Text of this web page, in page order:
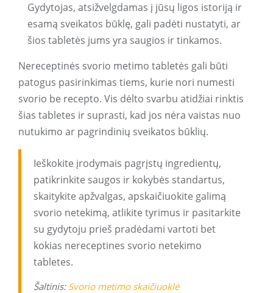
Gydytojas, atsižvelgdamas į jūsų ligos istoriją ir
esamą sveikatos būklę, gali padėti nustatyti, ar
šios tabletės jums yra saugios ir tinkamos.
Nereceptinės svorio metimo tabletės gali būti
patogus pasirinkimas tiems, kurie nori numesti
svorio be recepto. Vis dėlto svarbu atidžiai rinktis
šias tabletes ir suprasti, kad jos nėra vaistas nuo
nutukimo ar pagrindinių sveikatos būklių.
Ieškokite įrodymais pagrįstų ingredientų,
patikrinkite saugos ir kokybės standartus,
skaitykite apžvalgas, apskaičiuokite galimą
svorio netekimą, atlikite tyrimus ir pasitarkite
su gydytoju prieš pradėdami vartoti bet
kokias nereceptines svorio netekimo
tabletes.
Šaltinis: Svorio metimo skaičiuoklė